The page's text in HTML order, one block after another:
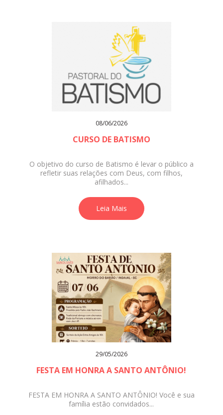
08/06/2026
CURSO DE BATISMO
O objetivo do curso de Batismo é levar o público a
refletir suas relações com Deus, com filhos,
afilhados...
Leia Mais
29/05/2026
FESTA EM HONRA A SANTO ANTÔNIO!
FESTA EM HONRA A SANTO ANTÔNIO! Você e sua
família estão convidados...